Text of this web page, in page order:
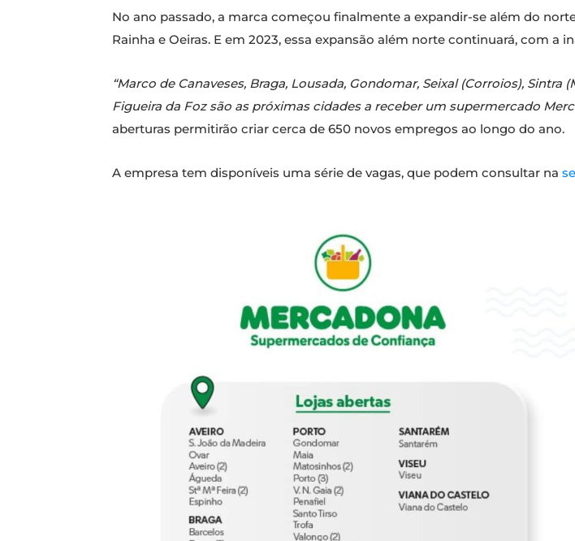
No ano passado, a marca começou finalmente a expandir-se além do
Rainha e Oeiras. E em 2023, essa expansão além norte continuará, com a
“Marco de Canaveses, Braga, Lousada, Gondomar, Seixal (Corroios), Sintra
Figueira da Foz são as próximas cidades a receber um supermercado
aberturas permitirão criar cerca de 650 novos empregos ao longo do ano.
A empresa tem disponíveis uma série de vagas, que podem consultar na